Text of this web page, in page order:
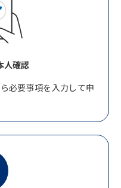
人確認
必要事項を入力して申